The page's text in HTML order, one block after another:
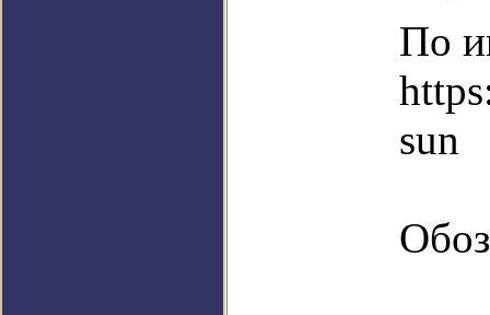
По
sun